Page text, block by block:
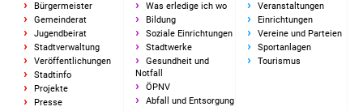
Stadtseniorenrat
Sommerwochen für
Bürgermeister
Gemeinderat
Jugendbeirat
Stadtverwaltung
Veröffentlichungen
Stadtinfo
Projekte
Presse
Was erledige ich wo
Bildung
Soziale Einrichtungen
Stadtwerke
Gesundheit und
Notfall
ÖPNV
Abfall und Entsorgung
Veranstaltungen
Einrichtungen
Vereine und Parteien
Sportanlagen
Tourismus